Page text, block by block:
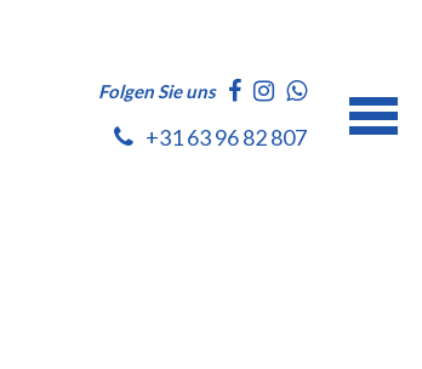
Folgen Sie uns
+31 63 96 82 807